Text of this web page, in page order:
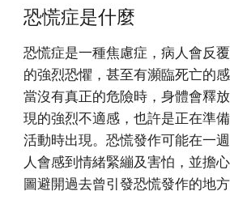
恐慌症是什麼
恐慌症是一種焦慮症，病人會反
的強烈恐懼，甚至有瀕臨死亡的
當沒有真正的危險時，身體會釋
現的強烈不適感，也許是正在準
活動時出現。恐慌發作可能在一
人會感到情緒緊繃及害怕，並擔
圖避開過去曾引發恐慌發作的地方